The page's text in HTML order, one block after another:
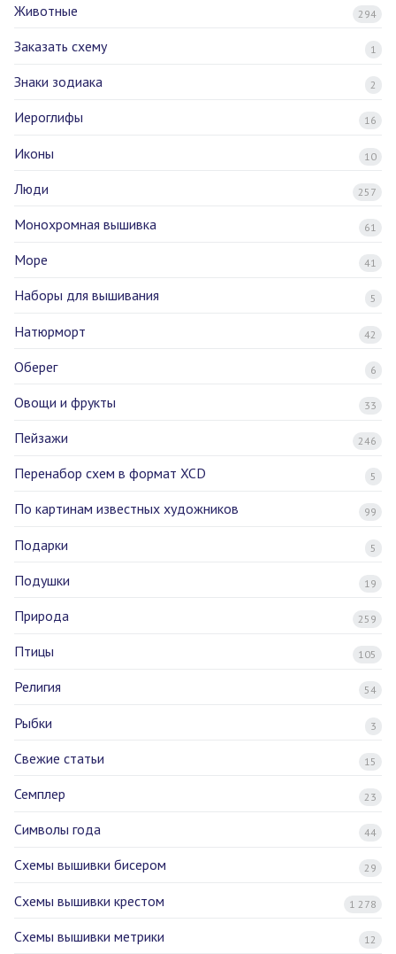
Животные 294
Заказать схему 1
Знаки зодиака 2
Иероглифы 16
Иконы 10
Люди 257
Монохромная вышивка 61
Море 41
Наборы для вышивания 5
Натюрморт 42
Оберег 6
Овощи и фрукты 33
Пейзажи 246
Перенабор схем в формат XCD 5
По картинам известных художников 99
Подарки 5
Подушки 19
Природа 259
Птицы 105
Религия 54
Рыбки 3
Свежие статьи 15
Семплер 23
Символы года 44
Схемы вышивки бисером 29
Схемы вышивки крестом 1 278
Схемы вышивки метрики 12